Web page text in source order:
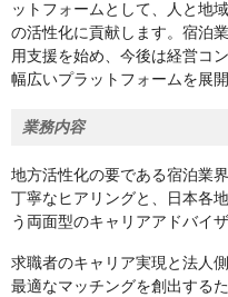
ットフォームとして、人と地
の活性化に貢献します。宿泊
用支援を始め、今後は経営コ
幅広いプラットフォームを展
業務内容
地方活性化の要である宿泊業
丁寧なヒアリングと、日本各
う両面型のキャリアアドバイザ
求職者のキャリア実現と法人
最適なマッチングを創出する